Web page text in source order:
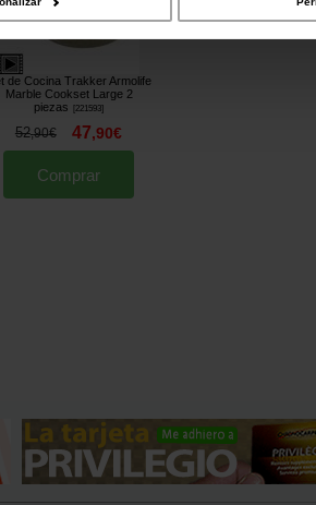
de Cocina Trakker Armolife
Marble Cookset Large 2
piezas
221593]
52,90€ 47,90€
Comprar